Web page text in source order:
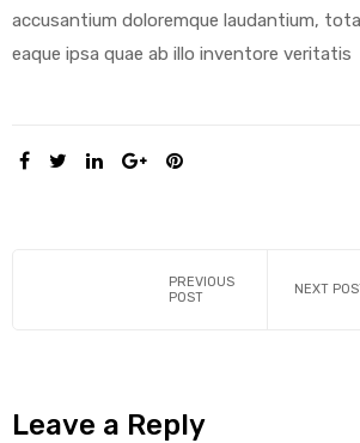
accusantium doloremque laudantium,
eaque ipsa quae ab illo inventore veritatis
SHARE:
PREVIOUS
POST
NEXT
Leave a Reply